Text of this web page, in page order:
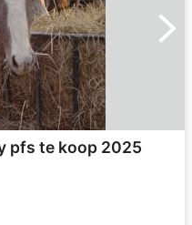
pfs te koop 2025